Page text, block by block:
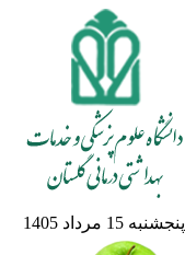
15 مرداد 1405